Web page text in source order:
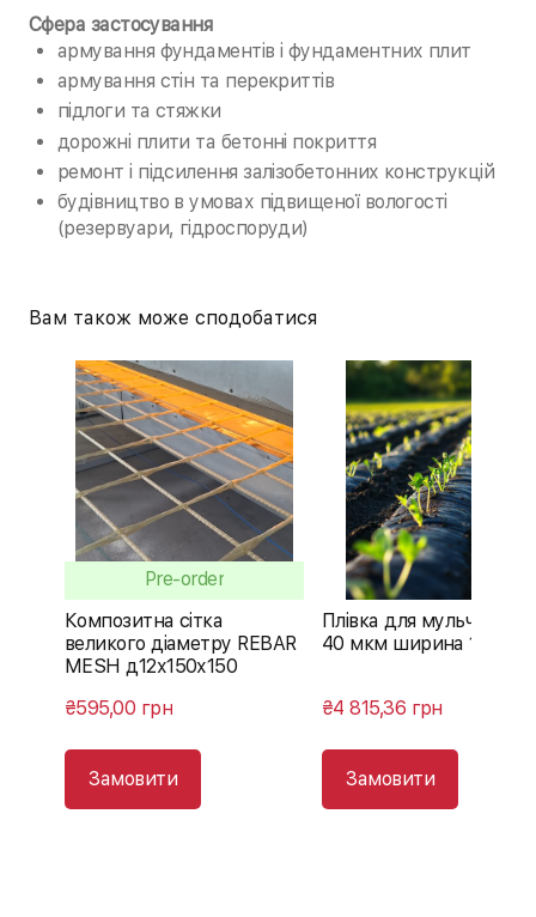
Сфера застосування
армування фундаментів і фундаментних плит
армування стін та перекриттів
підлоги та стяжки
дорожні плити та бетонні покриття
ремонт і підсилення залізобетонних конструкцій
будівництво в умовах підвищеної вологості
(резервуари, гідроспоруди)
Вам також може сподобатися
Pre-order
Композитна сітка
великого діаметру REBAR
MESH д12х150х150
₴595,00 грн
Замовити
Плівка для мульчування
40 мкм ширина 1100
₴4 815,36 грн
Замовити